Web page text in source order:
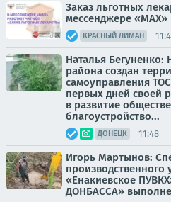
Заказ льготных
мессенджере «МАХ»
КРАСНЫЙ ЛИМАН
Наталья Бегуненко:
района создан
самоуправления
первых дней своей
в развитие
благоустройство...
ДОНЕЦК 11:48
Игорь Мартынов:
«Енакиевское
ДОНБАССА»